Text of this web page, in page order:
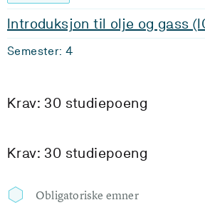
Introduksjon til olje og gass
Semester: 4
Krav: 30 studiepoeng
Krav: 30 studiepoeng
Obligatoriske emner